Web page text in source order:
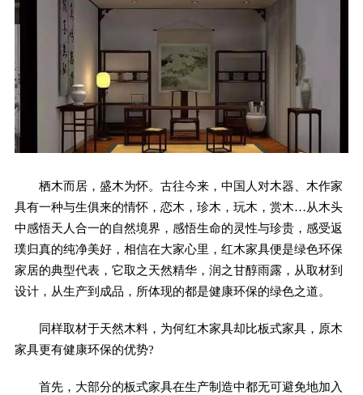
栖木而居，盛木为怀。古往今来，中国人对木器、木作家
具有一种与生俱来的情怀，恋木，珍木，玩木，赏木…从木头
中感悟天人合一的自然境界，感悟生命的灵性与珍贵，感受返
璞归真的纯净美好，相信在大家心里，红木家具便是绿色环保
家居的典型代表，它取之天然精华，润之甘醇雨露，从取材到
设计，从生产到成品，所体现的都是健康环保的绿色之道。
同样取材于天然木料，为何红木家具却比板式家具，原木
家具更有健康环保的优势?
首先，大部分的板式家具在生产制造中都无可避免地加入